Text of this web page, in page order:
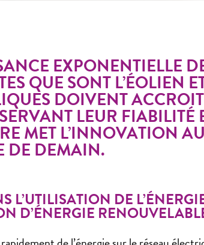
EXPONENTIELLE
QUE SONT L’ÉOLIEN
DOIVENT
LEUR FIABILITÉ
MET L’INNOVATION
DE DEMAIN.
L’UTILISATION DE
D’ÉNERGIE